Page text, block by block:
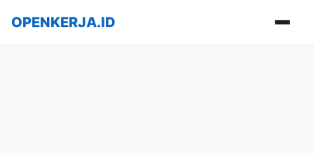
OPENKERJA.ID